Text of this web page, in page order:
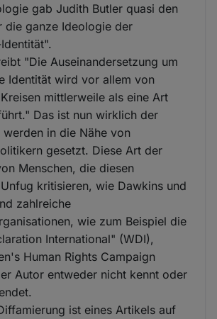
gab Judith Butler quasi den
die ganze Ideologie der
"Die Auseinandersetzung um
Identität wird vor allem von
mittlerweile als eine Art
Das ist nun wirklich der
in die Nähe von
gesetzt. Diese Art der
Menschen, die diesen
kritisieren, wie Dawkins und
zahlreiche
wie zum Beispiel die
International" (WDI),
Human Rights Campaign
Autor entweder nicht kennt oder
ist eines Artikels auf